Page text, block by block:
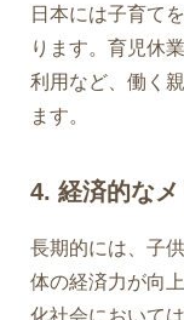
日本には子育て
ります。育児休
利用など、働く
ます。
4. 経済的なメ
長期的には、子
体の経済力が向
化社会において